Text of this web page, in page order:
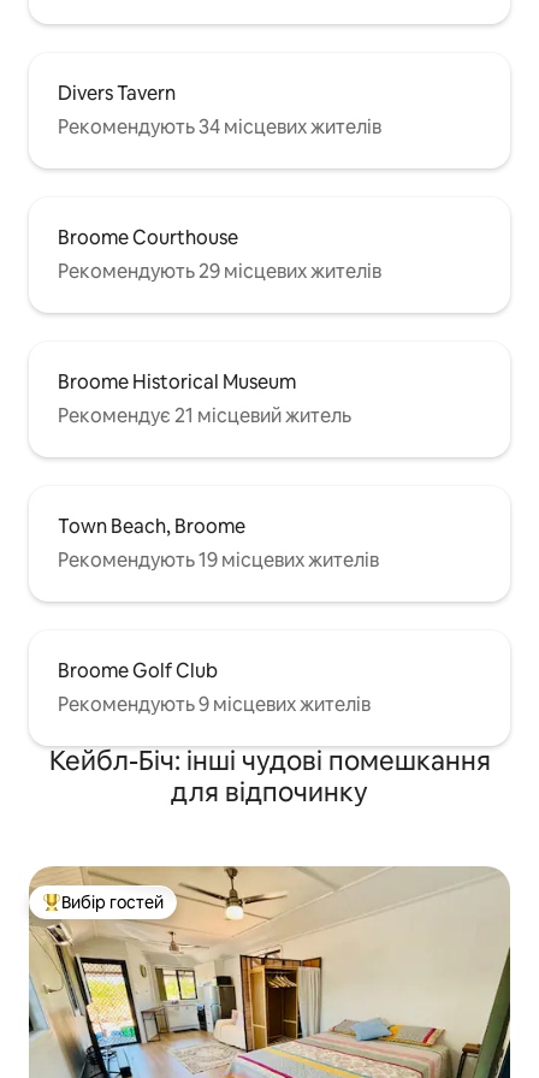
Divers Tavern
Рекомендують 34 місцевих жителів
Broome Courthouse
Рекомендують 29 місцевих жителів
Broome Historical Museum
Рекомендує 21 місцевий житель
Town Beach, Broome
Рекомендують 19 місцевих жителів
Broome Golf Club
Рекомендують 9 місцевих жителів
Кейбл-Біч: інші чудові помешкання
для відпочинку
Топ вибір гостей
Вибір гостей